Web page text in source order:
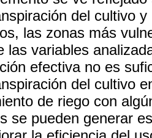
del cultivo
las zonas más
las variables
efectiva no es
del cultivo
de riego con
se pueden generar